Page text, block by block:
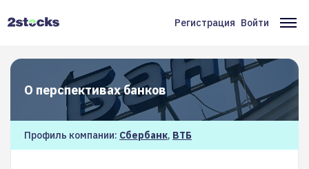
Меню
учётной
записи
пользователя
Регистрация Войти
О перспективах банков
Профиль компании: Сбербанк, ВТБ